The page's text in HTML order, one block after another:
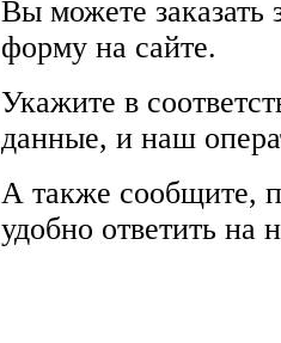
Вы можете заказать
форму на сайте.
Укажите в
данные, и наш
А также сообщите,
удобно ответить на